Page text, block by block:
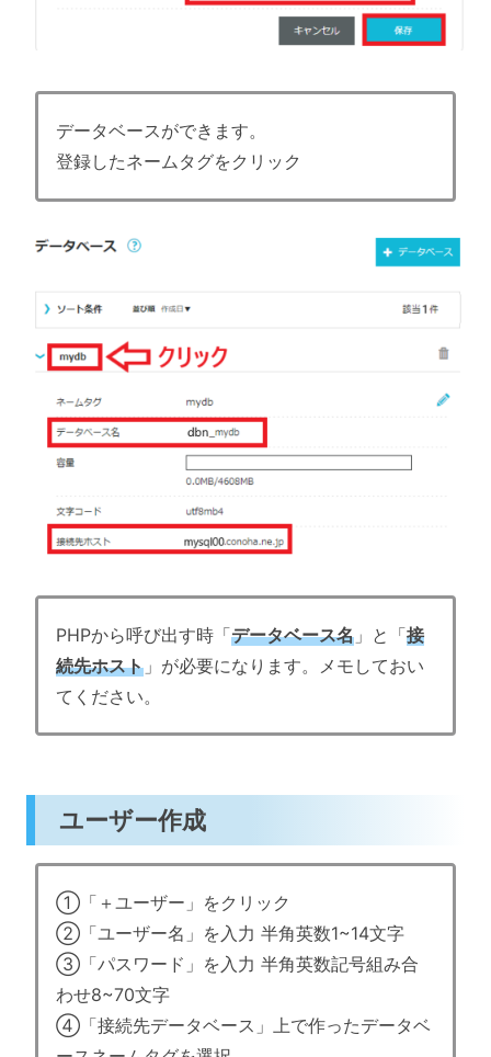
データベースができます。
登録したネームタグをクリック
PHPから呼び出す時「データベース名 」と「接
続先ホスト 」が必要になります。メモしておい
てください。
ユーザー作成
①「＋ユーザー」をクリック
②「ユーザー名」を入力 半角英数1~14文字
③「パスワード」を入力 半角英数記号組み合
わせ8~70文字
④「接続先データベース」上で作ったデータベ